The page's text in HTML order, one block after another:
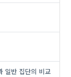
일반 집단의 비교